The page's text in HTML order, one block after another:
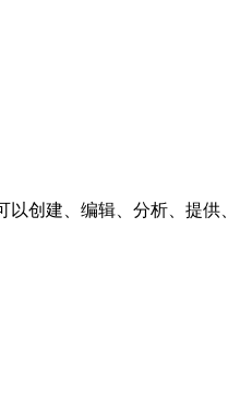
以创建、编辑、分析、提供